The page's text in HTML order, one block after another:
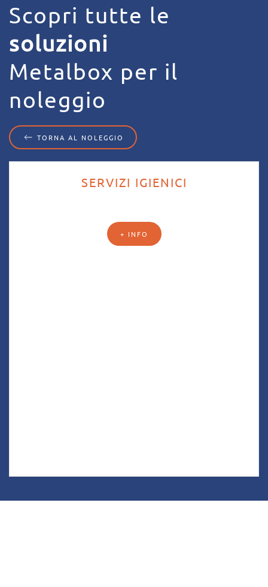
Scopri tutte le
soluzioni
Metalbox per il
noleggio
TORNA AL NOLEGGIO
SERVIZI IGIENICI
+ INFO